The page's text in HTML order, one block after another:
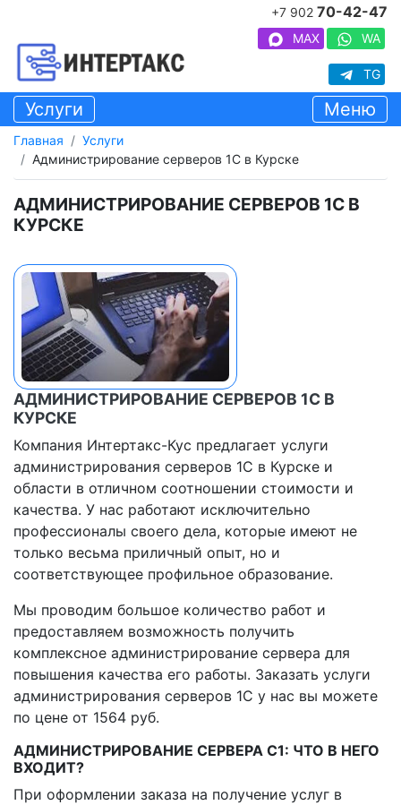
+7 902 70-42-47
MAX WA
TG
Услуги Меню
Главная
Услуги
Администрирование серверов 1С в Курске
АДМИНИСТРИРОВАНИЕ СЕРВЕРОВ 1С В
КУРСКЕ
АДМИНИСТРИРОВАНИЕ СЕРВЕРОВ 1С В
КУРСКЕ
Компания Интертакс-Кус предлагает услуги
администрирования серверов 1С в Курске и
области в отличном соотношении стоимости и
качества. У нас работают исключительно
профессионалы своего дела, которые имеют не
только весьма приличный опыт, но и
соответствующее профильное образование.
Мы проводим большое количество работ и
предоставляем возможность получить
комплексное администрирование сервера для
повышения качества его работы. Заказать услуги
администрирования серверов 1С у нас вы можете
по цене от 1564 руб.
АДМИНИСТРИРОВАНИЕ СЕРВЕРА С1: ЧТО В НЕГО
ВХОДИТ?
При оформлении заказа на получение услуг в